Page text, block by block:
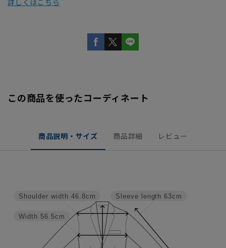
この商品を使ったコーディネート
商品説明・サイズ 商品詳細 レビュー
Sleeve length 63cm
Width 56.5cm
Shoulder width 46.8cm